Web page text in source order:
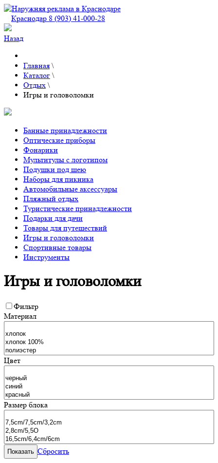
Краснодар 8 (903) 41-000-28
Назад
Главная \
Каталог \
Отдых \
Игры и головоломки
Банные принадлежности
Оптические приборы
Фонарики
Мультитулы с логотипом
Подушки под шею
Наборы для пикника
Автомобильные аксессуары
Пляжный отдых
Туристические принадлежности
Подарки для дачи
Товары для путешествий
Игры и головоломки
Спортивные товары
Инструменты
Игры и головоломки
Фильтр
Материал
Цвет
Размер блока
Сбросить